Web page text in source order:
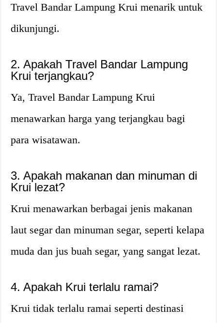
Travel Bandar Lampung Krui menarik untuk
dikunjungi.
2. Apakah Travel Bandar Lampung
Krui terjangkau?
Ya, Travel Bandar Lampung Krui
menawarkan harga yang terjangkau bagi
para wisatawan.
3. Apakah makanan dan minuman di
Krui lezat?
Krui menawarkan berbagai jenis makanan
laut segar dan minuman segar, seperti kelapa
muda dan jus buah segar, yang sangat lezat.
4. Apakah Krui terlalu ramai?
Krui tidak terlalu ramai seperti destinasi